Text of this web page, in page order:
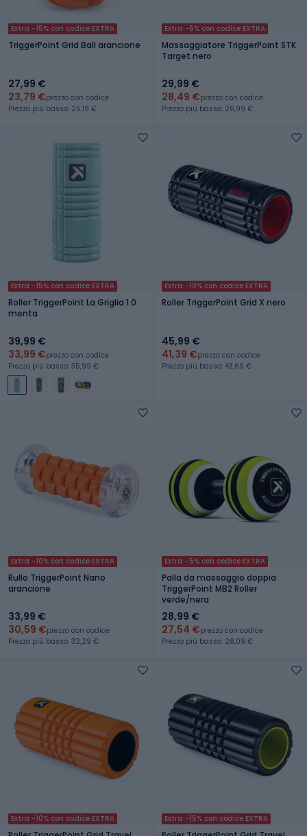
Extra -15% con codice EXTRA
TriggerPoint Grid Ball arancione
27,99 €
23,79 €prezzo con codice
Prezzo più basso: 25,19 €
Extra -5% con codice EXTRA
Massaggiatore TriggerPoint STK
Target nero
29,99 €
28,49 €prezzo con codice
Prezzo più basso: 26,99 €
Extra -15% con codice EXTRA
Roller TriggerPoint La Griglia 1.0
menta
39,99 €
33,99 €prezzo con codice
Prezzo più basso: 35,99 €
Extra -10% con codice EXTRA
Roller TriggerPoint Grid X nero
45,99 €
41,39 €prezzo con codice
Prezzo più basso: 43,69 €
Extra -10% con codice EXTRA
Rullo TriggerPoint Nano
arancione
33,99 €
30,59 €prezzo con codice
Prezzo più basso: 32,29 €
Extra -5% con codice EXTRA
Palla da massaggio doppia
TriggerPoint MB2 Roller
verde/nera
28,99 €
27,54 €prezzo con codice
Prezzo più basso: 26,09 €
Extra -10% con codice EXTRA Extra -15% con codice EXTRA